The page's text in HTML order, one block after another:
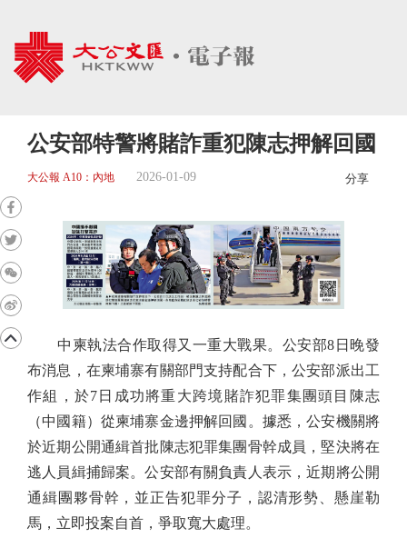
公安部特警將賭詐重犯陳志押解回國
大公報 A10：內地 2026-01-09 分享
中柬執法合作取得又一重大戰果。公安部8日晚發
布消息，在柬埔寨有關部門支持配合下，公安部派出工
作組，於7日成功將重大跨境賭詐犯罪集團頭目陳志
（中國籍）從柬埔寨金邊押解回國。據悉，公安機關將
於近期公開通緝首批陳志犯罪集團骨幹成員，堅決將在
逃人員緝捕歸案。公安部有關負責人表示，近期將公開
通緝團夥骨幹，並正告犯罪分子，認清形勢、懸崖勒
馬，立即投案自首，爭取寬大處理。